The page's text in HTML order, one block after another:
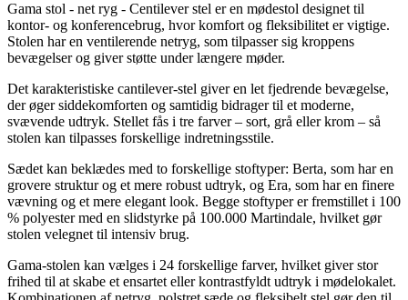
Gama stol - net ryg - Centilever stel er en mødestol designet til
kontor- og konferencebrug, hvor komfort og fleksibilitet er vigtige.
Stolen har en ventilerende netryg, som tilpasser sig kroppens
bevægelser og giver støtte under længere møder.
Det karakteristiske cantilever-stel giver en let fjedrende bevægelse,
der øger siddekomforten og samtidig bidrager til et moderne,
svævende udtryk. Stellet fås i tre farver – sort, grå eller krom – så
stolen kan tilpasses forskellige indretningsstile.
Sædet kan beklædes med to forskellige stoftyper: Berta, som har en
grovere struktur og et mere robust udtryk, og Era, som har en finere
vævning og et mere elegant look. Begge stoftyper er fremstillet i 100
% polyester med en slidstyrke på 100.000 Martindale, hvilket gør
stolen velegnet til intensiv brug.
Gama-stolen kan vælges i 24 forskellige farver, hvilket giver stor
frihed til at skabe et ensartet eller kontrastfyldt udtryk i mødelokalet.